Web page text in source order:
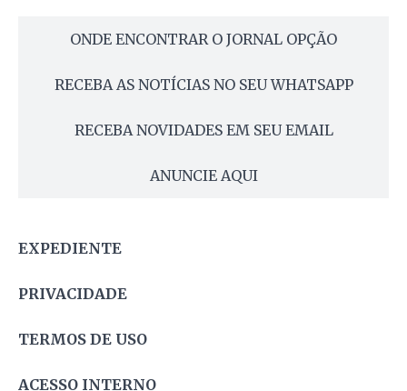
ONDE ENCONTRAR O JORNAL OPÇÃO
RECEBA AS NOTÍCIAS NO SEU WHATSAPP
RECEBA NOVIDADES EM SEU EMAIL
ANUNCIE AQUI
EXPEDIENTE
PRIVACIDADE
TERMOS DE USO
ACESSO INTERNO